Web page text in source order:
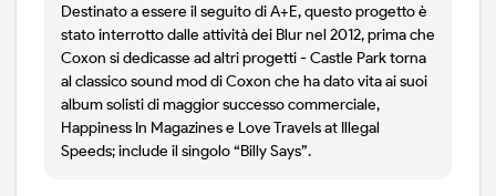
Destinato a essere il seguito di A+E, questo progetto è
stato interrotto dalle attività dei Blur nel 2012, prima che
Coxon si dedicasse ad altri progetti - Castle Park torna
al classico sound mod di Coxon che ha dato vita ai suoi
album solisti di maggior successo commerciale,
Happiness In Magazines e Love Travels at Illegal
Speeds; include il singolo “Billy Says”.